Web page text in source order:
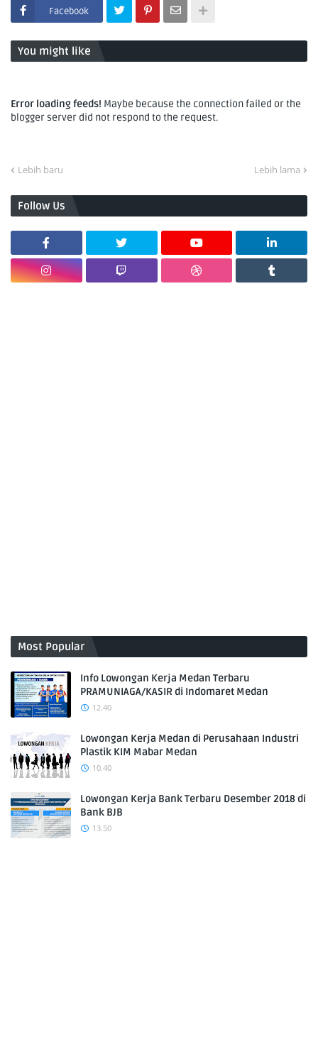
Facebook
You might like
Error loading feeds! Maybe because the connection failed or the
blogger server did not respond to the request.
Lebih baru Lebih lama
Follow Us
Most Popular
Info Lowongan Kerja Medan Terbaru
PRAMUNIAGA/KASIR di Indomaret Medan
12.40
Lowongan Kerja Medan di Perusahaan Industri
Plastik KIM Mabar Medan
10.40
Lowongan Kerja Bank Terbaru Desember 2018 di
Bank BJB
13.50